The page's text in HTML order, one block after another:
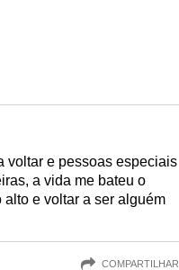
voltar e pessoas especiais
a vida me bateu o
e voltar a ser alguém
COMPARTILHAR